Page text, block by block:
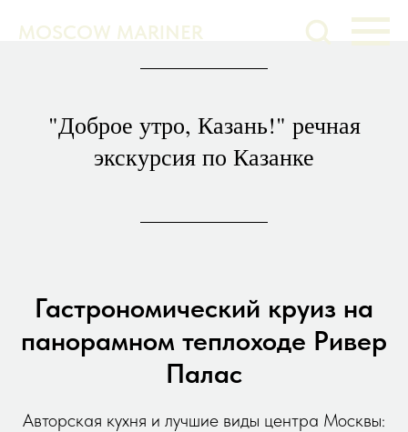
MOSCOW MARINER
"Доброе утро, Казань!" речная
экскурсия по Казанке
Гастрономический круиз на
панорамном теплоходе Ривер
Палас
Авторская кухня и лучшие виды центра Москвы: